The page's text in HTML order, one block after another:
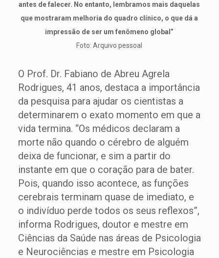
antes de falecer. No entanto, lembramos mais daquelas
que mostraram melhoria do quadro clínico, o que dá a
impressão de ser um fenômeno global”
Foto: Arquivo pessoal
O Prof. Dr. Fabiano de Abreu Agrela
Rodrigues, 41 anos, destaca a importância
da pesquisa para ajudar os cientistas a
determinarem o exato momento em que a
vida termina. “Os médicos declaram a
morte não quando o cérebro de alguém
deixa de funcionar, e sim a partir do
instante em que o coração para de bater.
Pois, quando isso acontece, as funções
cerebrais terminam quase de imediato, e
o indivíduo perde todos os seus reflexos”,
informa Rodrigues, doutor e mestre em
Ciências da Saúde nas áreas de Psicologia
e Neurociências e mestre em Psicologia